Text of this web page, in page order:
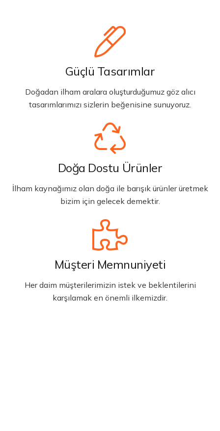
Güçlü Tasarımlar
Doğadan ilham aralara oluşturduğumuz göz alıcı
tasarımlarımızı sizlerin beğenisine sunuyoruz.
Doğa Dostu Ürünler
İlham kaynağımız olan doğa ile barışık ürünler üretmek
bizim için gelecek demektir.
Müşteri Memnuniyeti
Her daim müşterilerimizin istek ve beklentilerini
karşılamak en önemli ilkemizdir.